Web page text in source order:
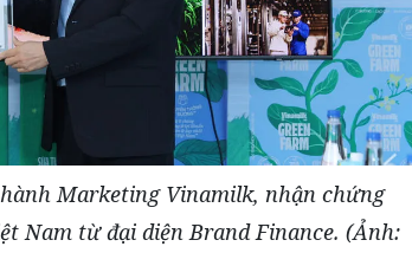
Marketing Vinamilk, nhận chứng
Nam từ đại diện Brand Finance. (Ảnh: